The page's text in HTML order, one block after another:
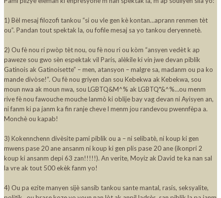
1) Bèl mesaj filozofi tankou “si ou vle gen kè kontan…aprann renmen tèt
ou”. Pandan tout spektak la, ou fofile mesaj sa yo tankou deryennetè.
2) Ou fè nou ri pwòp tèt nou, ou fè nou ri ou kòm “ansyen vedèt k ap
paweze sou gwo sèn espektak vil Paris, alèkile ki vin jwe devan piblik
Gatinois ak Gatinoisette” – men, atansyon – malgre sa, madanm ou pa ko
mande divòse!”. Ou fè nou griyen dan sou Kebekwa ak Kebekwa, sou
moun nwa ak moun nwa, sou LGBTQ&M^% ak LGBTQ*&^%…ou menm
rive fè nou fawouche mouche lanmò ki oblije bay vag devan ni Ayisyen an,
ni fanm ki pa janm ka fin ranje cheve l menm jou randevou pwennfèpa a.
Monchè ou kapab!
3) Kokennchenn divèsite pami piblik ou a – ni selibatè, ni koup ki gen
mwens pase 20 ane ansanm ni koup ki gen plis pase 20 ane (ikonpri 2
koup ki ansanm depi 63 zan!!!!!). An verite, Moyiz ak David te ka nan sal
la vre ak tout 500 ekèk fanm yo!
4) Ou pa ezite manyen sijè sansib tankou sante mantal, rasis, seksyalite,